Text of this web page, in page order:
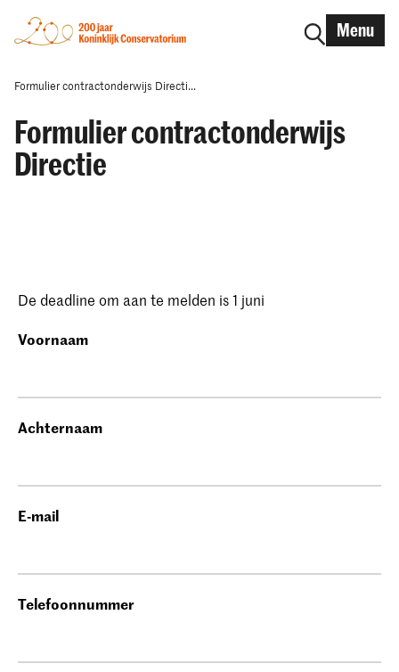
Menu
Formulier contractonderwijs Directi...
Formulier contractonderwijs
Directie
De deadline om aan te melden is 1 juni
Voornaam
Achternaam
E-mail
Telefoonnummer